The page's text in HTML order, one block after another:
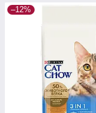
–12%